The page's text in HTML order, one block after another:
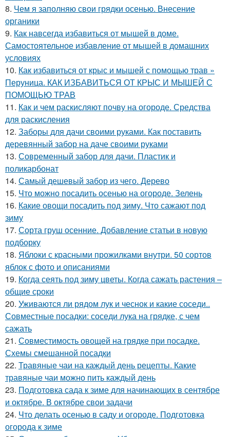
8. Чем я заполняю свои грядки осенью. Внесение
органики
9. Как навсегда избавиться от мышей в доме.
Самостоятельное избавление от мышей в домашних
условиях
10. Как избавиться от крыс и мышей с помощью трав »
Перуница. КАК ИЗБАВИТЬСЯ ОТ КРЫС И МЫШЕЙ С
ПОМОЩЬЮ ТРАВ
11. Как и чем раскисляют почву на огороде. Средства
для раскисления
12. Заборы для дачи своими руками. Как поставить
деревянный забор на даче своими руками
13. Современный забор для дачи. Пластик и
поликарбонат
14. Самый дешевый забор из чего. Дерево
15. Что можно посадить осенью на огороде. Зелень
16. Какие овощи посадить под зиму. Что сажают под
зиму
17. Сорта груш осенние. Добавление статьи в новую
подборку
18. Яблоки с красными прожилками внутри. 50 сортов
яблок с фото и описаниями
19. Когда сеять под зиму цветы. Когда сажать растения –
общие сроки
20. Уживаются ли рядом лук и чеснок и какие соседи..
Совместные посадки: соседи лука на грядке, с чем
сажать
21. Совместимость овощей на грядке при посадке.
Схемы смешанной посадки
22. Травяные чаи на каждый день рецепты. Какие
травяные чаи можно пить каждый день
23. Подготовка сада к зиме для начинающих в сентябре
и октябре. В октябре свои задачи
24. Что делать осенью в саду и огороде. Подготовка
огорода к зиме